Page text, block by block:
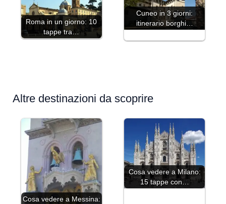
Roma in un giorno: 10
tappe tra…
Cuneo in 3 giorni:
itinerario borghi…
Altre destinazioni da scoprire
Cosa vedere a Messina:
Cosa vedere a Milano:
15 tappe con…